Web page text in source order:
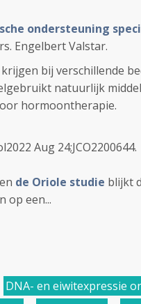
ondersteuning
Engelbert Valstar.
bij verschillende
natuurlijk middel
hormoontherapie.
Aug 24;JCO2200644.
en de Oriole studie blijkt
op een...
DNA- en eiwitexpressie